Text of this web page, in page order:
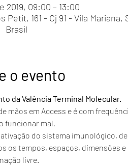
2019, 09:00 – 13:00
161 - Cj 91 - Vila Mariana,
Brasil
o evento
da Valência Terminal Molecular.
em Access e é com
funcionar mal.
do sistema imunológico,
os tempos, espaços, dimensões
livre.